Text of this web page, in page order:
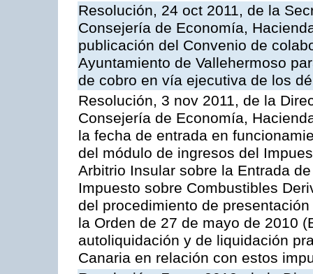
Resolución, 24 oct 2011, de la
Consejería de Economía,
publicación del Convenio de
Ayuntamiento de Vallehermoso
de cobro en vía ejecutiva de los
Resolución, 3 nov 2011, de la
Consejería de Economía,
la fecha de entrada en
del módulo de ingresos del
Arbitrio Insular sobre la Entrada
Impuesto sobre Combustibles
del procedimiento de
la Orden de 27 de mayo de 2010
autoliquidación y de liquidación
Canaria en relación con estos